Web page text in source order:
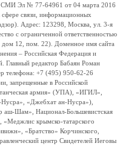
СМИ Эл № 77-64961 от 04 марта 2016
связи, информационных
Адрес: 123298, Москва, ул. 3-я
с ограниченной ответственностью
12, пом. 22). Доменное имя сайта
– Российская Федерация и
Главный редактор Бабаян Роман
телефона: +7 (495) 950-62-26
запрещенные в Российской
армия» (УПА), «ИГИЛ»,
«Джебхат ан-Нусра»),
аш-Шам», Национал-Большевистская
крымско-татарского
«Братство» Корчинского,
центр Свидетелей Иеговы